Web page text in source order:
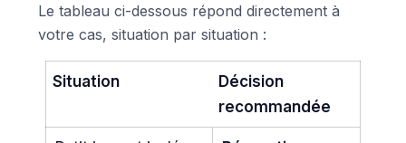
Le tableau ci-dessous répond directement à
votre cas, situation par situation :
Situation
Décision
recommandée